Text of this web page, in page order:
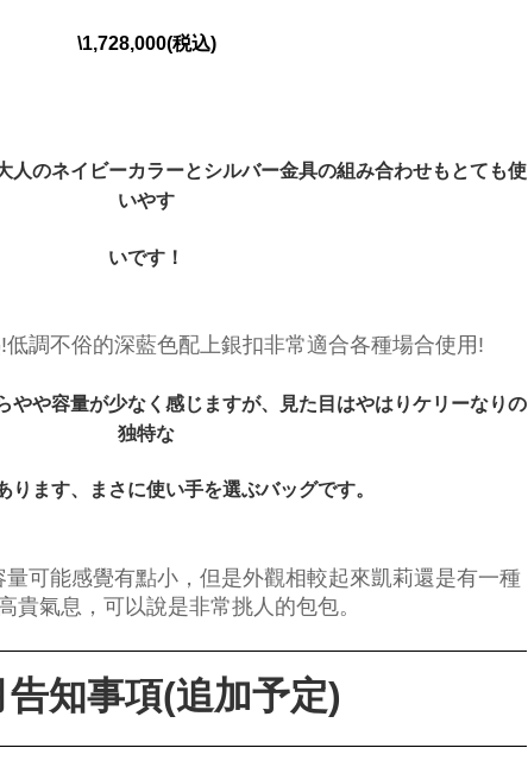
\1,728,000(税込)
人のネイビーカラーとシルバー金具の組み合わせもとても使
いやす
いです！
調不俗的深藍色配上銀扣非常適合各種場合使用!
やや容量が少なく感じますが、見た目はやはりケリーなりの
独特な
ります、まさに使い手を選ぶバッグです。
可能感覺有點小，但是外觀相較起來凱莉還是有一種
貴氣息，可以說是非常挑人的包包。
告知事項(追加予定)